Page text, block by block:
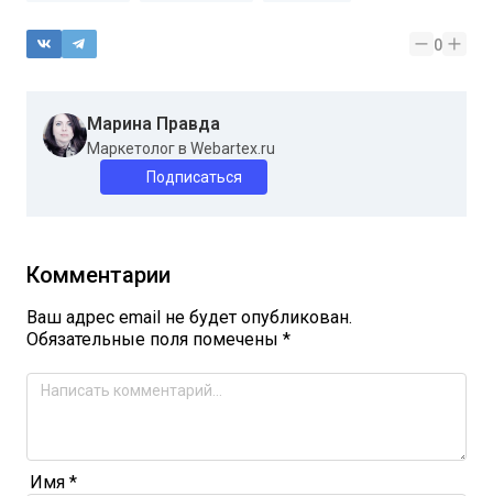
0
Марина Правда
Маркетолог в Webartex.ru
Подписаться
Комментарии
Ваш адрес email не будет опубликован.
Обязательные поля помечены *
Имя *